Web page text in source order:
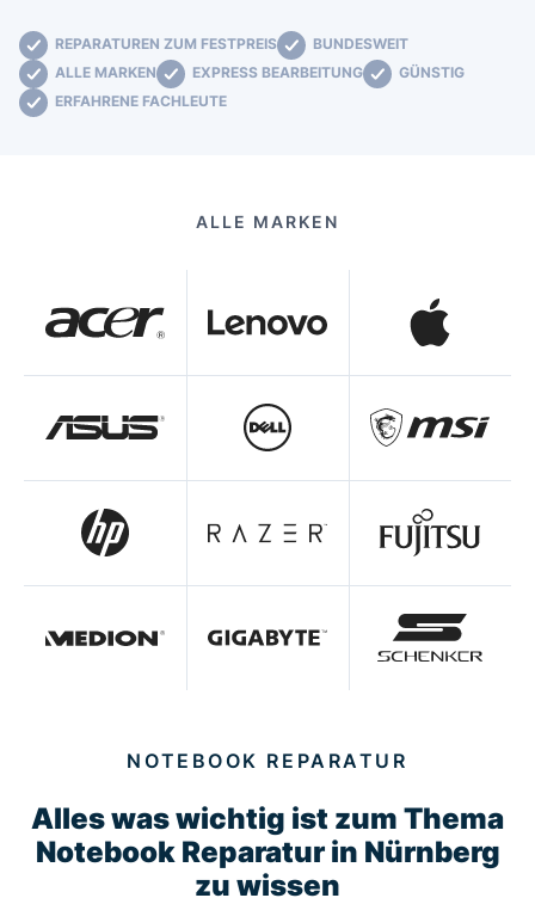
REPARATUREN ZUM FESTPREIS
BUNDESWEIT
ALLE MARKEN
EXPRESS BEARBEITUNG
GÜNSTIG
ERFAHRENE FACHLEUTE
ALLE MARKEN
NOTEBOOK REPARATUR
Alles was wichtig ist zum Thema
Notebook Reparatur in Nürnberg
zu wissen